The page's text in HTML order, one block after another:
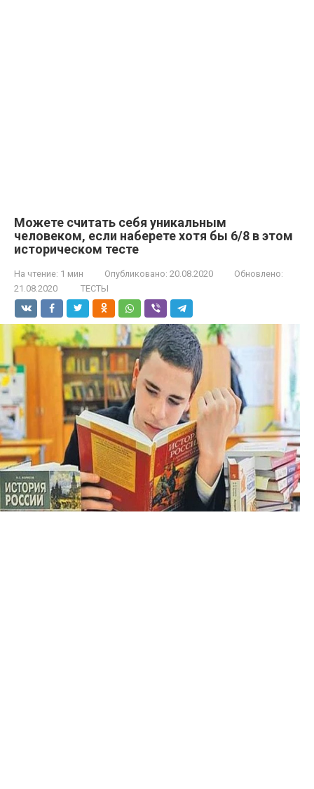
Можете считать себя уникальным
человеком, если наберете хотя бы 6/8 в этом
историческом тесте
На чтение: 1 мин Опубликовано: 20.08.2020
Обновлено:
21.08.2020
ТЕСТЫ